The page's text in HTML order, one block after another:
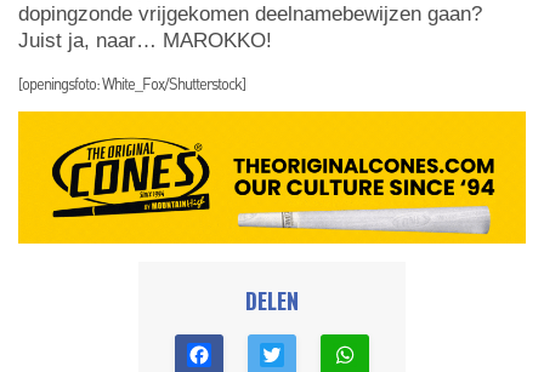
dopingzonde vrijgekomen deelnamebewijzen gaan?
Juist ja, naar… MAROKKO!
[openingsfoto: White_Fox/Shutterstock]
DELEN